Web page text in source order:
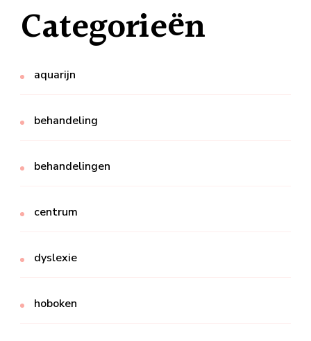
Categorieën
aquarijn
behandeling
behandelingen
centrum
dyslexie
hoboken